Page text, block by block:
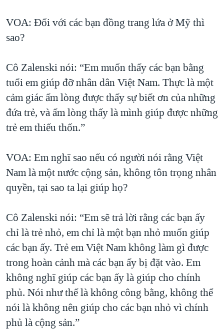
VOA: Đối với các bạn đồng trang lứa ở Mỹ thì
sao?
Cô Zalenski nói: “Em muốn thấy các bạn bằng
tuổi em giúp đỡ nhân dân Việt Nam. Thực là một
cảm giác ấm lòng được thấy sự biết ơn của những
đứa trẻ, và ấm lòng thấy là mình giúp được những
trẻ em thiếu thốn.”
VOA: Em nghĩ sao nếu có người nói rằng Việt
Nam là một nước cộng sản, không tôn trọng nhân
quyền, tại sao ta lại giúp họ?
Cô Zalenski nói: “Em sẽ trả lời rằng các bạn ấy
chỉ là trẻ nhỏ, em chỉ là một bạn nhỏ muốn giúp
các bạn ấy. Trẻ em Việt Nam không làm gì được
trong hoàn cảnh mà các bạn ấy bị đặt vào. Em
không nghĩ giúp các bạn ấy là giúp cho chính
phủ. Nói như thế là không công bằng, không thể
nói là không nên giúp cho các bạn nhỏ vì chính
phủ là cộng sản.”